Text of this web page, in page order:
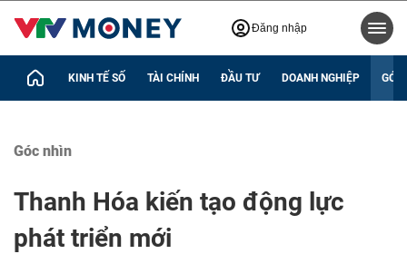
Đăng nhập
KINH TẾ SỐ TÀI CHÍNH ĐẦU TƯ DOANH NGHIỆP GÓC
Góc nhìn
Thanh Hóa kiến tạo động lực
phát triển mới